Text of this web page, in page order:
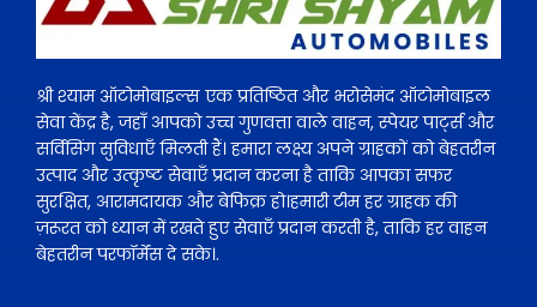
श्री श्याम ऑटोमोबाइल्स एक प्रतिष्ठित और भरोसेमंद ऑटोमोबाइल
सेवा केंद्र है, जहाँ आपको उच्च गुणवत्ता वाले वाहन, स्पेयर पार्ट्स और
सर्विसिंग सुविधाएँ मिलती हैं। हमारा लक्ष्य अपने ग्राहकों को बेहतरीन
उत्पाद और उत्कृष्ट सेवाएँ प्रदान करना है ताकि आपका सफर
सुरक्षित, आरामदायक और बेफिक्र हो।हमारी टीम हर ग्राहक की
ज़रूरत को ध्यान में रखते हुए सेवाएँ प्रदान करती है, ताकि हर वाहन
बेहतरीन परफॉर्मेंस दे सके।.